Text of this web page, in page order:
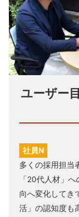
ユーザー
社員N
多くの採用担当
「20代人材」
向へ変化してき
活」の認知度も